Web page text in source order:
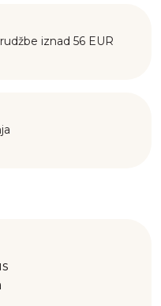
iznad 56 EUR